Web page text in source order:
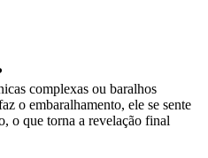
complexas ou baralhos
o embaralhamento, ele se sente
o que torna a revelação final